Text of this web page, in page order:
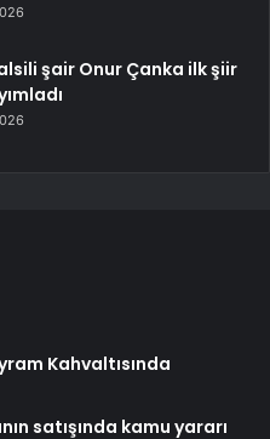
şair Onur Çanka ilk şiir
Kahvaltısında
satışında kamu yararı